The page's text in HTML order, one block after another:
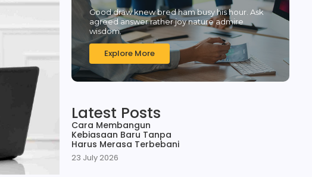
Good draw knew bred ham busy his hour. Ask
agreed answer rather joy nature admire
wisdom.
Explore More
Latest Posts
Cara Membangun
Kebiasaan Baru Tanpa
Harus Merasa Terbebani
23 July 2026